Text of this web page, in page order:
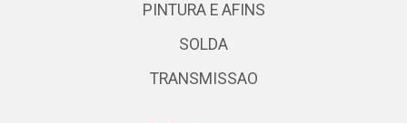
PINTURA E AFINS
SOLDA
TRANSMISSAO